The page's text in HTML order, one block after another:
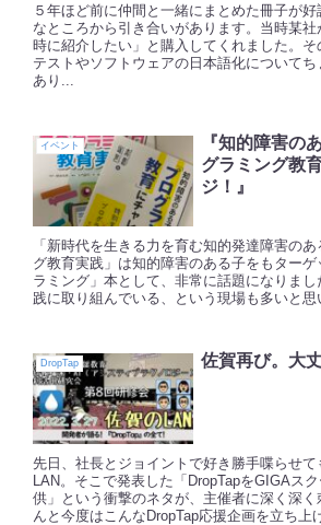
５年ほど前に仲間と一緒にまとめた冊子が
なところから引き合いがあります。当時某
時に紹介したい」と購入してくれました。
テストやソフトウェアの日本語化についてち
あり...
イベント
『知的障害の
グラミング教
ジ！』
「新時代を生きる力を育む知的発達障害の
グ教育実践」は知的障害のある子をもター
ラミング」本として、非常に話題になりま
践に取り組んでいる、という現場も多いと思
DropTap 佐賀再び。大
先日、社長とジョイントで好き勝手喋らせ
LAN。そこで発表した「DropTapをGIGAス
供」という衝撃のネタが、主催者に深く深
んと今度はこんなDropTap応援企画を立ち上